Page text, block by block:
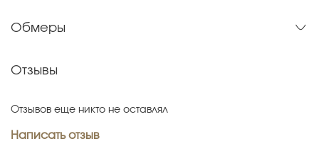
Обмеры
Отзывы
Отзывов еще никто не оставлял
Написать отзыв